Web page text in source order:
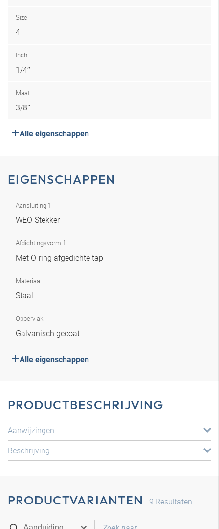
Size
4
Inch
1/4″
Maat
3/8″
Alle eigenschappen
EIGENSCHAPPEN
Aansluiting 1
WEO-Stekker
Afdichtingsvorm 1
Met O-ring afgedichte tap
Materiaal
Staal
Oppervlak
Galvanisch gecoat
Alle eigenschappen
PRODUCTBESCHRIJVING
Aanwijzingen
Beschrijving
PRODUCTVARIANTEN 9 Resultaten